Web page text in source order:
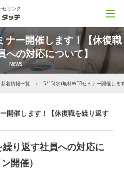
セリング
ナー開催します！【休復職
への対応について】
新着情報一覧 5/15(水)無料WEBセミナー開催しま
開催します！【休復職を繰り返す
繰り返す社員への対応に
開催）